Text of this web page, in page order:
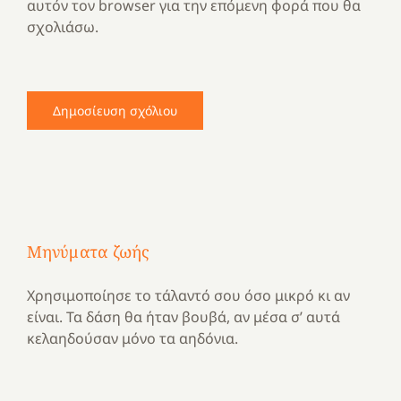
αυτόν τον browser για την επόμενη φορά που θα
σχολιάσω.
Μηνύματα ζωής
Χρησιμοποίησε το τάλαντό σου όσο μικρό κι αν
είναι. Τα δάση θα ήταν βουβά, αν μέσα σ’ αυτά
κελαηδούσαν μόνο τα αηδόνια.